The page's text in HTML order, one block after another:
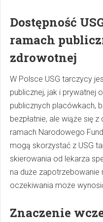
Dostępność
ramach
zdrowotnej
W Polsce USG tarczycy
publicznej, jak i prywatnej
publicznych placówkach,
bezpłatnie, ale wiąże się
ramach Narodowego
mogą skorzystać z USG
skierowania od lekarza
na duże zapotrzebowanie
oczekiwania może
Znaczenie